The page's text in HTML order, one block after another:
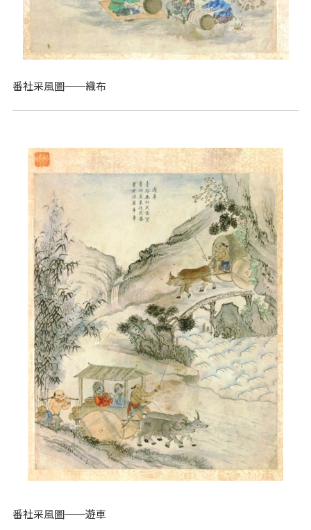
番社采風圖──織布
番社采風圖──遊車